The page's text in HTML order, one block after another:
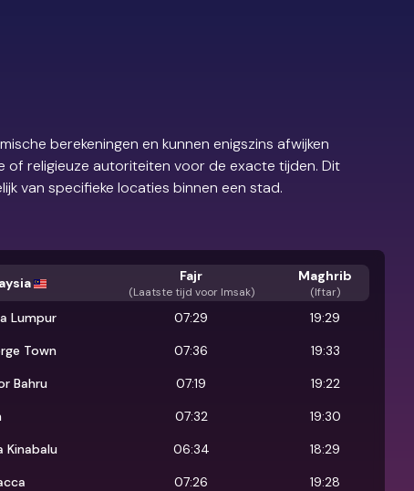
berekeningen en kunnen enigszins afwijken
of religieuze autoriteiten voor de exacte tijden. Dit
van specifieke locaties binnen een stad.
Fajr
(Laatste tijd voor Imsak)
Maghrib
(Iftar)
Lumpur 07:29
19:29
Town
07:36
19:33
Bahru
07:19
19:22
07:32
19:30
Kinabalu
06:34
18:29
07:26
19:28